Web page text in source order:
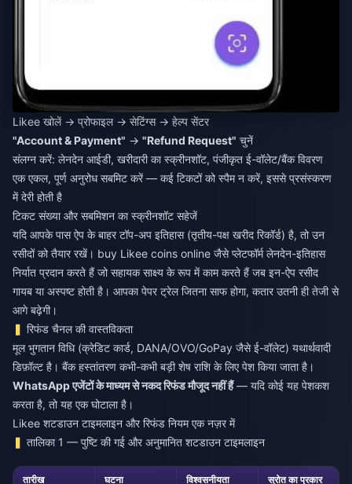
Likee खोलें → प्रोफाइल → सेटिंग्स → हेल्प सेंटर
"Account & Payment" → "Refund Request" चुनें
संलग्न करें: लेनदेन आईडी, खरीदारी का स्क्रीनशॉट, पंजीकृत ई-वॉलेट/बैंक विवरण
एक एकल, पूर्ण अनुरोध सबमिट करें — कई टिकटों को स्पैम न करें, इससे प्रसंस्करण
में देरी होती है
टिकट संख्या और सबमिशन का स्क्रीनशॉट सहेजें
यदि आपके पास ऐप के बाहर टॉप-अप इतिहास (तृतीय-पक्ष खरीद रिकॉर्ड) है, तो उन
रसीदों को तैयार रखें। buy Likee coins online जैसे प्लेटफॉर्म लेनदेन-इतिहास
निर्यात प्रदान करते हैं जो सहायक साक्ष्य के रूप में काम करते हैं जब इन-ऐप रसीद
गायब या अस्पष्ट होती है। आपका पेपर ट्रेल जितना साफ होगा, कतार उतनी ही तेजी से
आगे बढ़ेगी।
रिफंड चैनल की वास्तविकता
मूल भुगतान विधि (क्रेडिट कार्ड, DANA/OVO/GoPay जैसे ई-वॉलेट) यथार्थवादी
डिफ़ॉल्ट है। बैंक हस्तांतरण कभी-कभी बड़ी शेष राशि के लिए पेश किया जाता है।
WhatsApp एजेंटों के माध्यम से नकद रिफंड मौजूद नहीं हैं— यदि कोई यह पेशकश
करता है, तो यह एक घोटाला है।
Likee शटडाउन टाइमलाइन और रिफंड नियम एक नज़र में
तालिका 1 — पुष्टि की गई और अनुमानित शटडाउन टाइमलाइन
तारीख घटना विश्वसनीयता स्रोत का प्रकार